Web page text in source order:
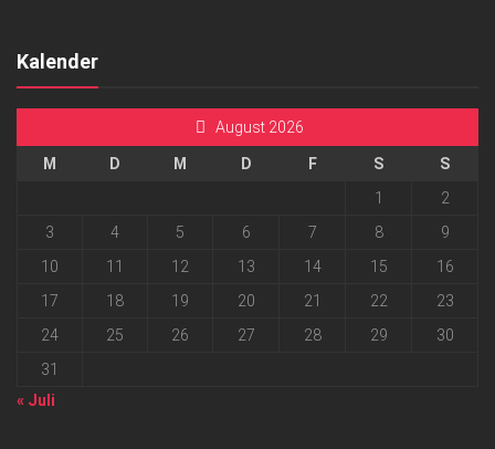
Kalender
August 2026
M D M D F S
S
1
2
3
4 5 6 7 8
9
10
11 12 13 14 15
16
17
18 19 20 21 22
23
24
25 26 27 28 29
30
31
« Juli